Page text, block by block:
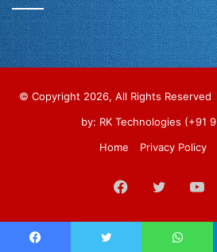
© Copyright 2026, All Rights Reserved
by: RK Technologies (+91
Home
Privacy Policy
Facebook
Twitter